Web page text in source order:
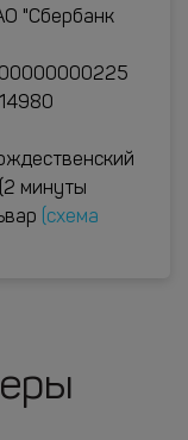
"Сбербанк
минуты
(схема